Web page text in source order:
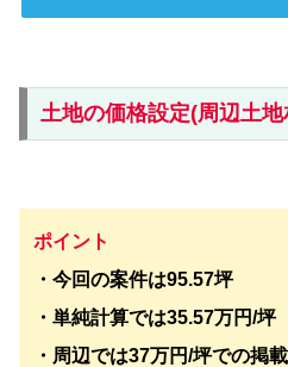
土地の価格設定(周辺土
ポイント
・今回の案件は95.57坪
・単純計算では35.57万円/坪
・周辺では37万円/坪での掲